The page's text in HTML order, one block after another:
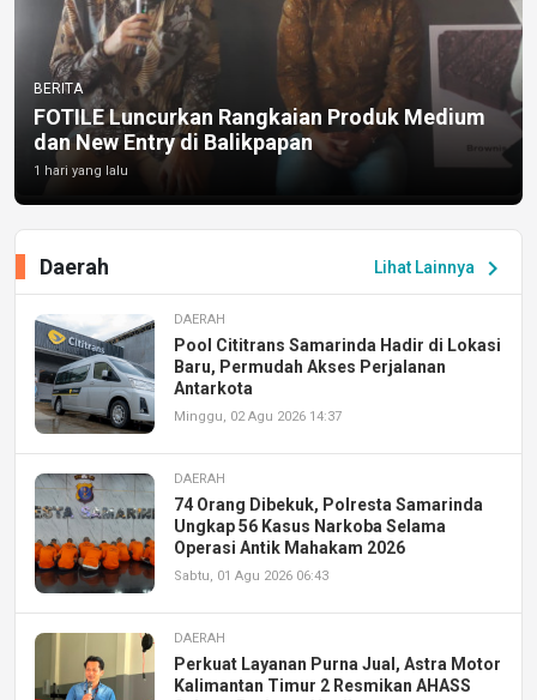
BERITA
FOTILE Luncurkan Rangkaian Produk Medium
dan New Entry di Balikpapan
1 hari yang lalu
Lihat Lainnya chevron_right
Daerah
DAERAH
Pool Cititrans Samarinda Hadir di Lokasi
Baru, Permudah Akses Perjalanan
Antarkota
Minggu, 02 Agu 2026 14:37
DAERAH
74 Orang Dibekuk, Polresta Samarinda
Ungkap 56 Kasus Narkoba Selama
Operasi Antik Mahakam 2026
Sabtu, 01 Agu 2026 06:43
DAERAH
Perkuat Layanan Purna Jual, Astra Motor
Kalimantan Timur 2 Resmikan AHASS